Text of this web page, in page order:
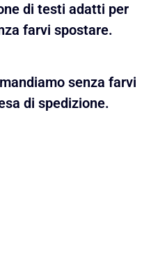
di testi adatti per
farvi spostare.
senza farvi
di spedizione.